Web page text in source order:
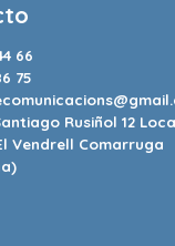
66
75
Rusiñol 12
Vendrell Comarruga